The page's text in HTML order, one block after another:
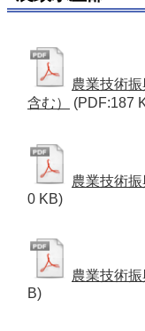
農業技術
含む）
(PDF:187
農業技術
0 KB)
農業技術
B)